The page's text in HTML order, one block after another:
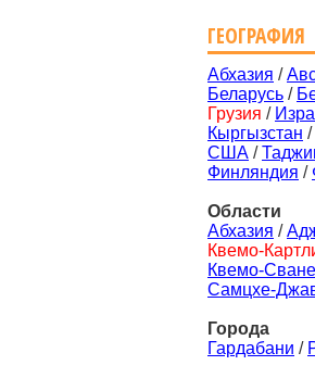
ГЕОГРАФИЯ
Абхазия /
Беларусь /
Грузия /
Кыргызстан /
США /
Финляндия /
Области
Абхазия /
Квемо-
Квемо-
Самцхе-
Города
Гардабани /